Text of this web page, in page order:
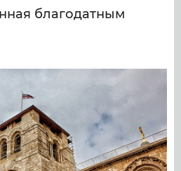
благодатным